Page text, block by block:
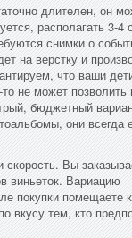
длителен, он
располагать 3-4
снимки о
на верстку и
что ваши
не может позволить
бюджетный
они всегда
Вы
виньеток. Вариацию
покупки помещаете
вкусу тем, кто